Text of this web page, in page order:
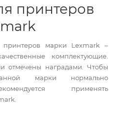
принтеров
принтеров марки Lexmark –
комплектующие.
отмечены наградами. Чтобы
марки нормально
применять